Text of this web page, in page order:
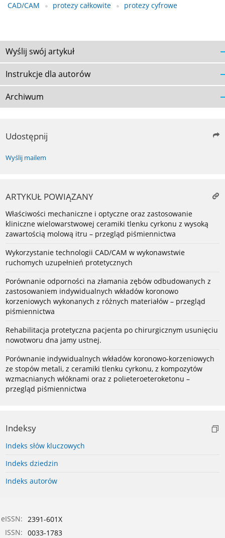
CAD/CAM protezy całkowite protezy cyfrowe
Wyślij swój artykuł
Instrukcje dla autorów
Archiwum
Udostępnij
Wyślij mailem
ARTYKUŁ POWIĄZANY
Właściwości mechaniczne i optyczne oraz zastosowanie
kliniczne wielowarstwowej ceramiki tlenku cyrkonu z wysoką
zawartością molową itru – przegląd piśmiennictwa
Wykorzystanie technologii CAD/CAM w wykonawstwie
ruchomych uzupełnień protetycznych
Porównanie odporności na złamania zębów odbudowanych z
zastosowaniem indywidualnych wkładów koronowo
korzeniowych wykonanych z różnych materiałów – przegląd
piśmiennictwa
Rehabilitacja protetyczna pacjenta po chirurgicznym usunięciu
nowotworu dna jamy ustnej.
Porównanie indywidualnych wkładów koronowo-korzeniowych
ze stopów metali, z ceramiki tlenku cyrkonu, z kompozytów
wzmacnianych włóknami oraz z polieteroeteroketonu –
przegląd piśmiennictwa
Indeksy
Indeks słów kluczowych
Indeks dziedzin
Indeks autorów
eISSN: 2391-601X
ISSN: 0033-1783